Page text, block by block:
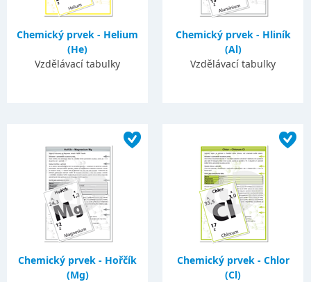
Chemický prvek - Helium
(He)
Vzdělávací tabulky
Chemický prvek - Hliník
(Al)
Vzdělávací tabulky
Chemický prvek - Hořčík
(Mg)
Chemický prvek - Chlor
(Cl)